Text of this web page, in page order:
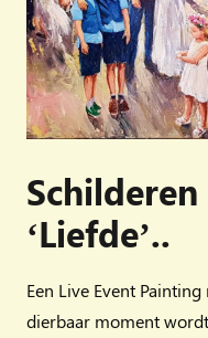
‘Liefde’..
Een Live Event
dierbaar moment